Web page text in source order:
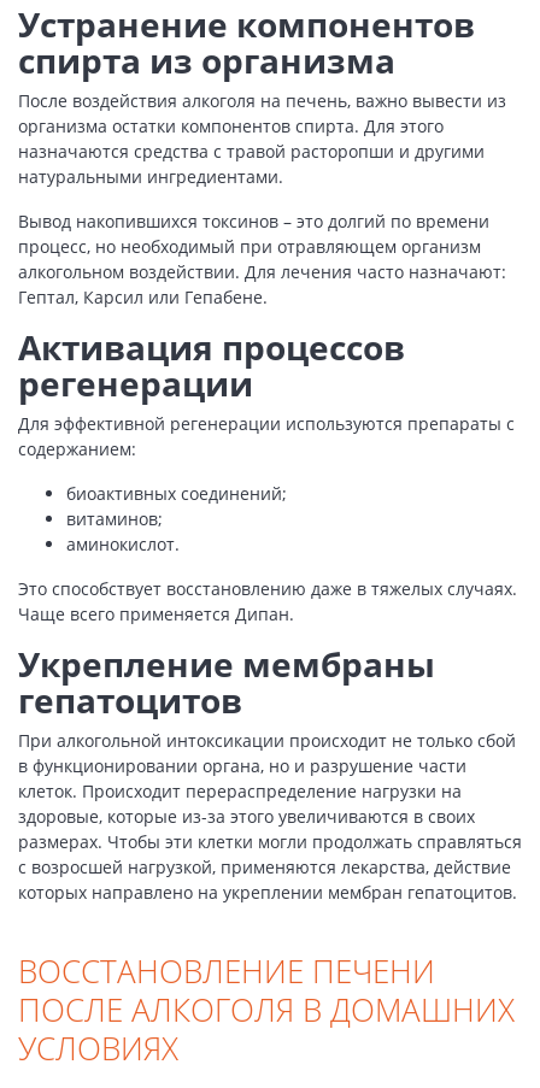
Устранение компонентов
спирта из организма
После воздействия алкоголя на печень, важно вывести из
организма остатки компонентов спирта. Для этого
назначаются средства с травой расторопши и другими
натуральными ингредиентами.
Вывод накопившихся токсинов – это долгий по времени
процесс, но необходимый при отравляющем организм
алкогольном воздействии. Для лечения часто назначают:
Гептал, Карсил или Гепабене.
Активация процессов
регенерации
Для эффективной регенерации используются препараты с
содержанием:
биоактивных соединений;
витаминов;
аминокислот.
Это способствует восстановлению даже в тяжелых случаях.
Чаще всего применяется Дипан.
Укрепление мембраны
гепатоцитов
При алкогольной интоксикации происходит не только сбой
в функционировании органа, но и разрушение части
клеток. Происходит перераспределение нагрузки на
здоровые, которые из-за этого увеличиваются в своих
размерах. Чтобы эти клетки могли продолжать справляться
с возросшей нагрузкой, применяются лекарства, действие
которых направлено на укреплении мембран гепатоцитов.
ВОССТАНОВЛЕНИЕ ПЕЧЕНИ
ПОСЛЕ АЛКОГОЛЯ В ДОМАШНИХ
УСЛОВИЯХ